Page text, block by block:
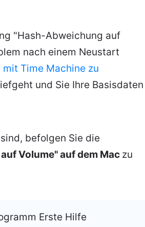
"Hash-Abweichung auf
nach einem Neustart
mit Time Machine zu
und Sie Ihre Basisdaten
befolgen Sie die
Volume" auf dem Mac zu
Erste Hilfe